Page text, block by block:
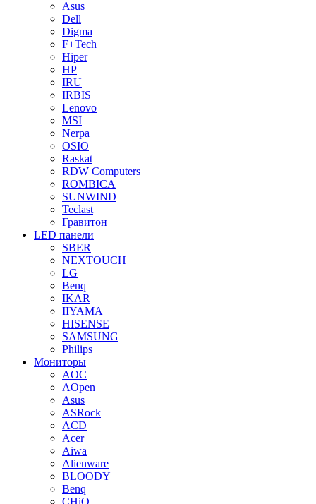
Asus
Dell
Digma
F+Tech
Hiper
HP
IRU
IRBIS
Lenovo
MSI
Nerpa
OSIO
Raskat
RDW Computers
ROMBICA
SUNWIND
Teclast
Гравитон
LED панели
SBER
NEXTOUCH
LG
Benq
IKAR
IIYAMA
HISENSE
SAMSUNG
Philips
Мониторы
AOC
AOpen
Asus
ASRock
ACD
Acer
Aiwa
Alienware
BLOODY
Benq